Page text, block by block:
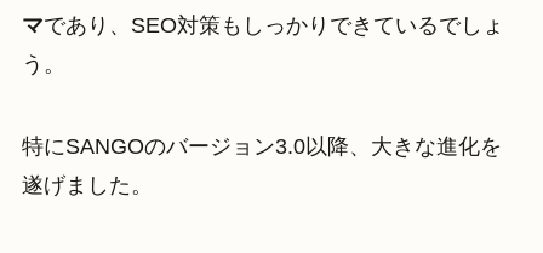
マであり、SEO対策もしっかりできているでしょ
う。
特にSANGOのバージョン3.0以降、大きな進化を
遂げました。